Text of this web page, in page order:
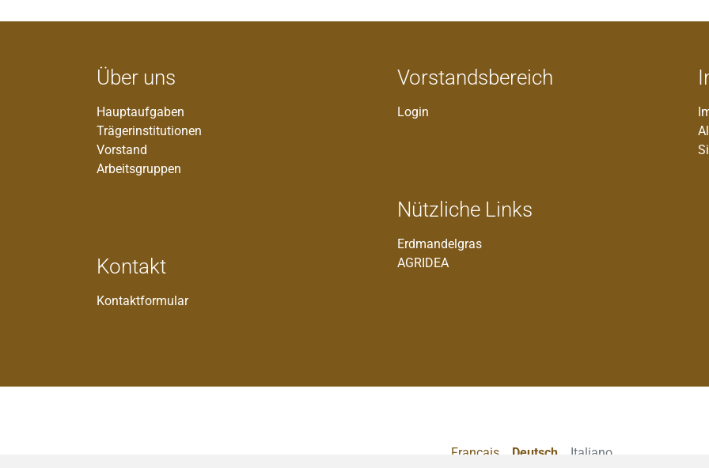
Über uns
Hauptaufgaben
Trägerinstitutionen
Vorstand
Arbeitsgruppen
Kontakt
Kontaktformular
Vorstandsbereich
Login
Nützliche Links
Erdmandelgras
AGRIDEA
Francais Deutsch Italiano